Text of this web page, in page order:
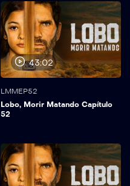
43:02
LMMEP52
Lobo, Morir Matando Capítulo
52